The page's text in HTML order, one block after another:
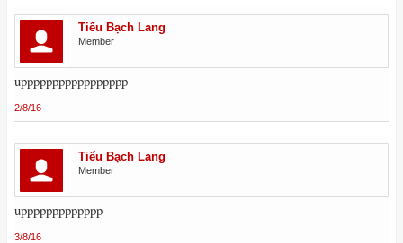
Tiểu Bạch Lang
Member
uppppppppppppppppp
2/8/16
Tiểu Bạch Lang
Member
uppppppppppppp
3/8/16